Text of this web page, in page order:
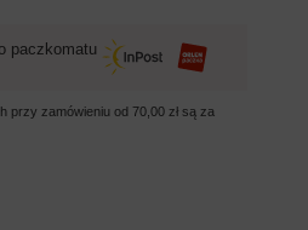
paczkomatu
przy zamówieniu od 70,00 zł są za